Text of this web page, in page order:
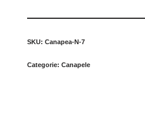
SKU: Canapea-N-7
Categorie: Canapele